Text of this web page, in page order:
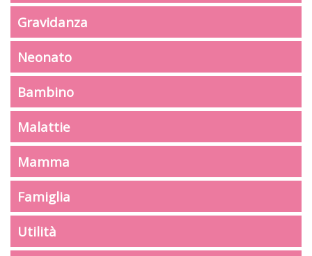
Gravidanza
Neonato
Bambino
Malattie
Mamma
Famiglia
Utilità